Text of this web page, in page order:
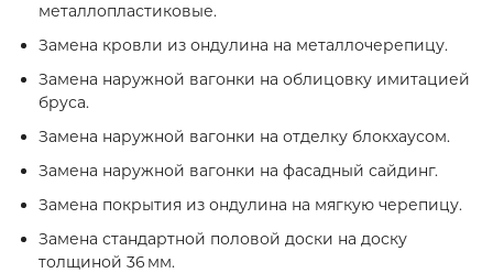
металлопластиковые.
Замена кровли из ондулина на металлочерепицу.
Замена наружной вагонки на облицовку имитацией
бруса.
Замена наружной вагонки на отделку блокхаусом.
Замена наружной вагонки на фасадный сайдинг.
Замена покрытия из ондулина на мягкую черепицу.
Замена стандартной половой доски на доску
толщиной 36 мм.